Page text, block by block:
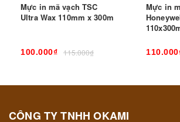
Mực in mã vạch TSC
Ultra Wax 110mm x 300m
100.000₫ 115.000₫
Mực in
CÔNG TY TNHH OKAMI